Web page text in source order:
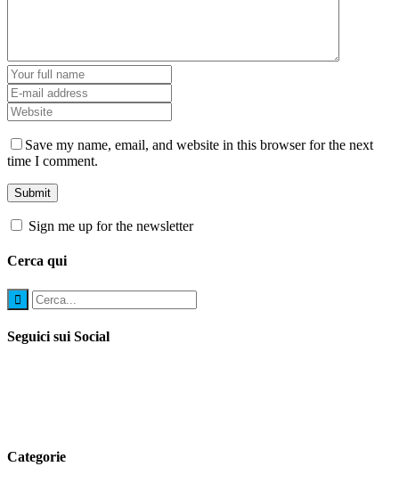
Save my name, email, and website in this browser for the next
time I comment.
Sign me up for the newsletter
Cerca qui
Seguici sui Social
Categorie